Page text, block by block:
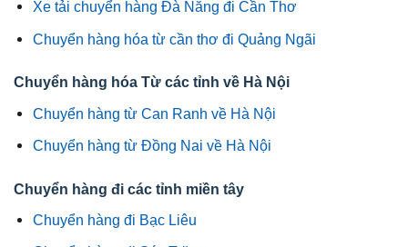
Xe tải chuyển hàng Đà Nẵng đi Cần Thơ
Chuyển hàng hóa từ cần thơ đi Quảng Ngãi
Chuyển hàng hóa Từ các tỉnh về Hà Nội
Chuyển hàng từ Can Ranh về Hà Nội
Chuyển hàng từ Đồng Nai về Hà Nội
Chuyển hàng đi các tỉnh miền tây
Chuyển hàng đi Bạc Liêu